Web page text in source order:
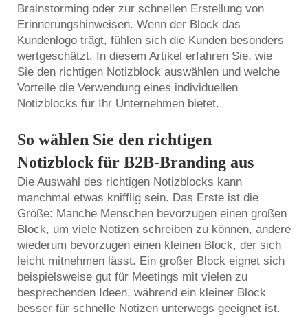
Brainstorming oder zur schnellen Erstellung von
Erinnerungshinweisen. Wenn der Block das
Kundenlogo trägt, fühlen sich die Kunden besonders
wertgeschätzt. In diesem Artikel erfahren Sie, wie
Sie den richtigen Notizblock auswählen und welche
Vorteile die Verwendung eines individuellen
Notizblocks für Ihr Unternehmen bietet.
So wählen Sie den richtigen
Notizblock für B2B-Branding aus
Die Auswahl des richtigen Notizblocks kann
manchmal etwas knifflig sein. Das Erste ist die
Größe: Manche Menschen bevorzugen einen großen
Block, um viele Notizen schreiben zu können, andere
wiederum bevorzugen einen kleinen Block, der sich
leicht mitnehmen lässt. Ein großer Block eignet sich
beispielsweise gut für Meetings mit vielen zu
besprechenden Ideen, während ein kleiner Block
besser für schnelle Notizen unterwegs geeignet ist.